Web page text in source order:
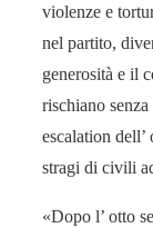
violenze e
nel partito,
generosità e il
rischiano
escalation
stragi di civili
«Dopo l’ otto